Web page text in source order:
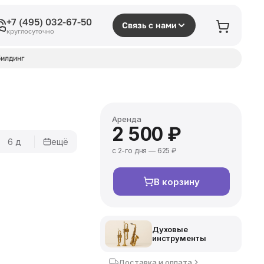
+7 (495) 032-67-50
круглосуточно
Связь с нами
6 д ещё
Аренда
2 500 ₽
с 2-го дня — 625 ₽
В корзину
Духовые
инструменты